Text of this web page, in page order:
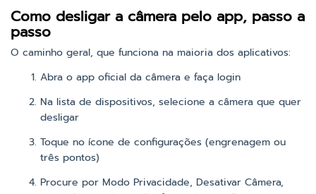
Como desligar a câmera pelo app, passo a
passo
O caminho geral, que funciona na maioria dos aplicativos:
Abra o app oficial da câmera e faça login
Na lista de dispositivos, selecione a câmera que quer
desligar
Toque no ícone de configurações (engrenagem ou
três pontos)
Procure por Modo Privacidade, Desativar Câmera,